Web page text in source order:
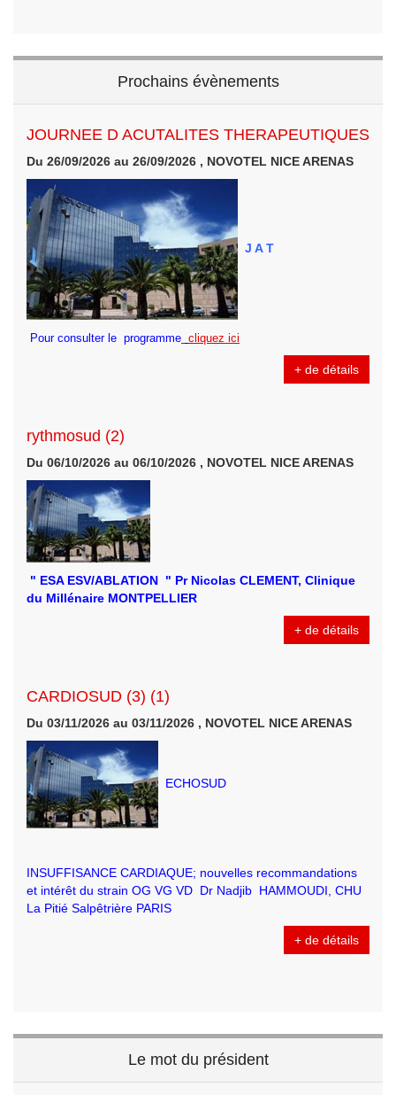
Prochains évènements
JOURNEE D ACUTALITES THERAPEUTIQUES
Du 26/09/2026 au 26/09/2026 , NOVOTEL NICE ARENAS
J A T
Pour consulter le programme cliquez ici
+ de détails
rythmosud (2)
Du 06/10/2026 au 06/10/2026 , NOVOTEL NICE ARENAS
" ESA ESV/ABLATION " Pr Nicolas CLEMENT, Clinique
du Millénaire MONTPELLIER
+ de détails
CARDIOSUD (3) (1)
Du 03/11/2026 au 03/11/2026 , NOVOTEL NICE ARENAS
ECHOSUD
INSUFFISANCE CARDIAQUE; nouvelles recommandations
et intérêt du strain OG VG VD Dr Nadjib HAMMOUDI, CHU
La Pitié Salpêtrière PARIS
+ de détails
Le mot du président